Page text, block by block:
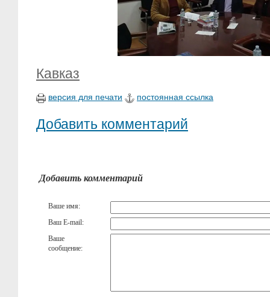
Кавказ
версия для печати постоянная ссылка
Добавить комментарий
Добавить комментарий
Ваше имя:
Ваш E-mail:
Ваше
сообщение: